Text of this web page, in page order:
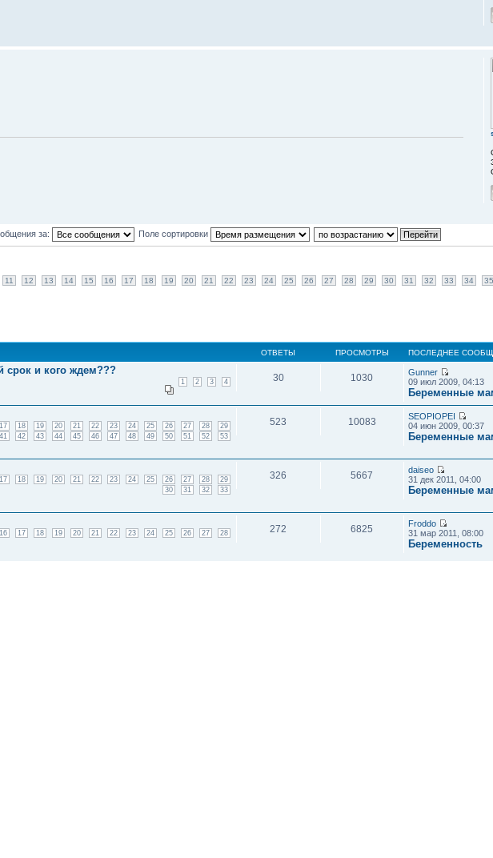
за: Поле сортировки
11 12 13 14 15 16 17 18 19 20 21 22 23 24 25 26 27 28 29 30 31 32 33 34 35
ОТВЕТЫ ПРОСМОТРЫ ПОСЛЕДНЕЕ
срок и кого ждем???
1 2 3 4 30 1030
Gunner
09 июл 2009, 04:13
Беременные
17 18 19 20 21 22 23 24 25 26 27 28
29
41 42 43 44 45 46 47 48 49 50 51 52 53
523 10083
SEOPIOPEI
04 июн 2009, 00:37
Беременные
17 18 19 20 21 22 23 24 25 26 27 28
29
30
31 32 33
326 5667
daiseo
31 дек 2011, 04:00
Беременные
16 17 18 19 20 21 22 23 24 25 26 27 28 272 6825
Froddo
31 мар 2011, 08:00
Беременность